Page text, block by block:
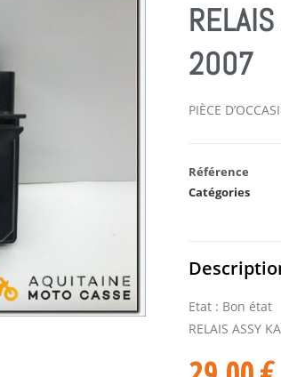
2007
PIÈCE
Référence
Catégories
Etat : Bon état
RELAIS ASSY